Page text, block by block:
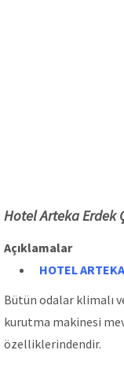
Hotel Arteka Erdek
Açıklamalar
HOTEL ARTEKA
Bütün odalar klimalı
kurutma makinesi
özelliklerindendir.